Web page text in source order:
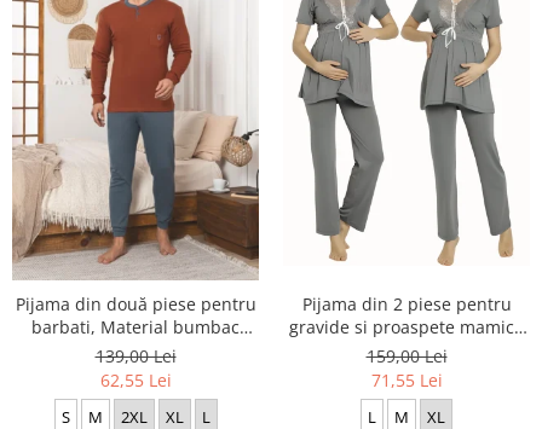
Pijama din două piese pentru
barbati, Material bumbac
Berf2005
139,00 Lei
62,55 Lei
S M 2XL XL L
Pijama din 2 piese pentru
gravide si proaspete mamici,
Material Bumbac, Lux,
JEN50331
159,00 Lei
71,55 Lei
L M XL